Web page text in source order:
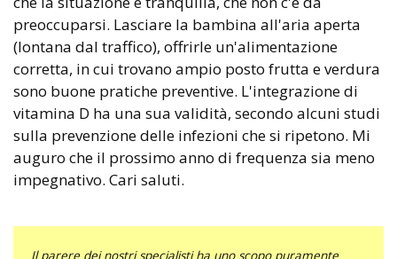
preoccuparsi. Lasciare la bambina all'aria aperta
(lontana dal traffico), offrirle un'alimentazione
corretta, in cui trovano ampio posto frutta e verdura
sono buone pratiche preventive. L'integrazione di
vitamina D ha una sua validità, secondo alcuni studi
sulla prevenzione delle infezioni che si ripetono. Mi
auguro che il prossimo anno di frequenza sia meno
impegnativo. Cari saluti.
Il parere dei nostri specialisti ha uno scopo puramente